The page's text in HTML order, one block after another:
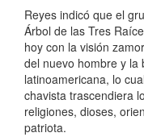
Reyes indicó que el
Árbol de las Tres
hoy con la visión
del nuevo hombre y la
latinoamericana, lo
chavista trascendiera
religiones, dioses,
patriota.